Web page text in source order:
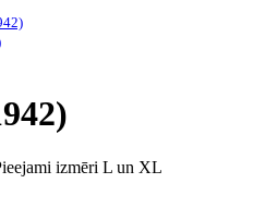
izmēri L un XL